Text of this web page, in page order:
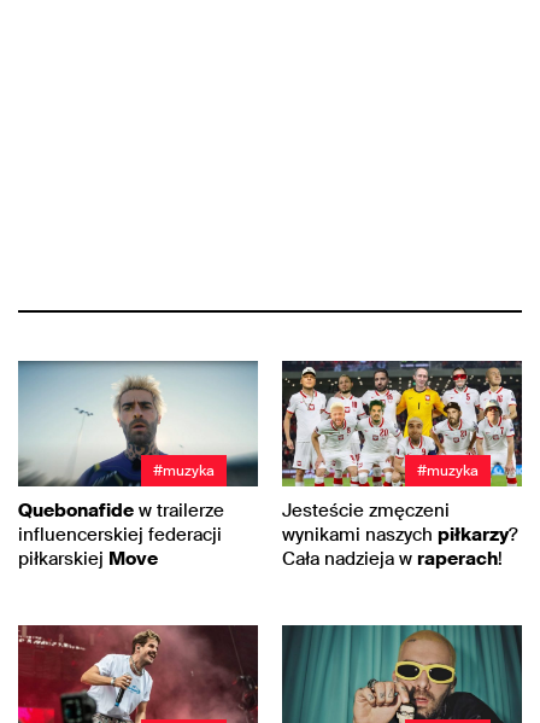
#muzyka
Quebonafide w trailerze
influencerskiej federacji
piłkarskiej Move
#muzyka
Jesteście zmęczeni
wynikami naszych piłkarzy?
Cała nadzieja w raperach!